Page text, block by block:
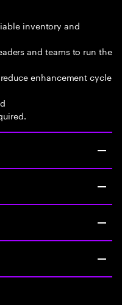
inventory and
and teams to run the
enhancement cycle